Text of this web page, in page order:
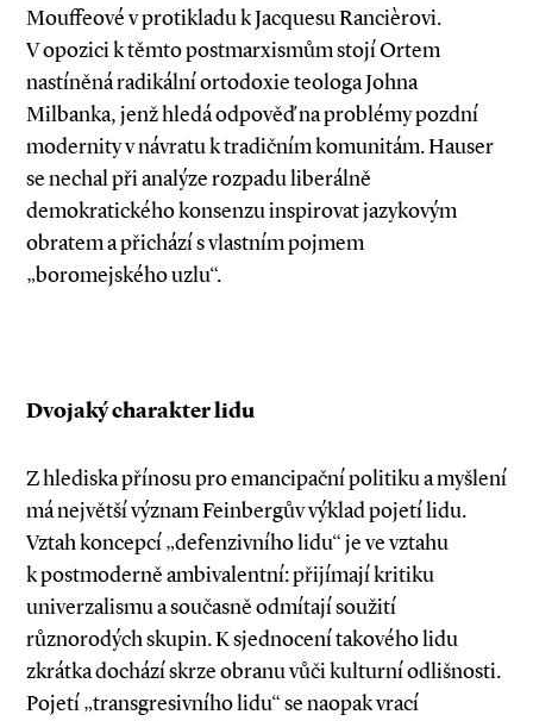
Mouffeové v protikladu k Jacquesu Rancièrovi.
V opozici k těmto postmarxismům stojí Ortem
nastíněná radikální ortodoxie teologa Johna
Milbanka, jenž hledá odpověď na problémy pozdní
modernity v návratu k tradičním komunitám. Hauser
se nechal při analýze rozpadu liberálně
demokratického konsenzu inspirovat jazykovým
obratem a přichází s vlastním pojmem
„boromejského uzlu“.
Dvojaký charakter lidu
Z hlediska přínosu pro emancipační politiku a myšlení
má největší význam Feinbergův výklad pojetí lidu.
Vztah koncepcí „defenzivního lidu“ je ve vztahu
k postmoderně ambivalentní: přijímají kritiku
univerzalismu a současně odmítají soužití
různorodých skupin. K sjednocení takového lidu
zkrátka dochází skrze obranu vůči kulturní odlišnosti.
Pojetí „transgresivního lidu“ se naopak vrací